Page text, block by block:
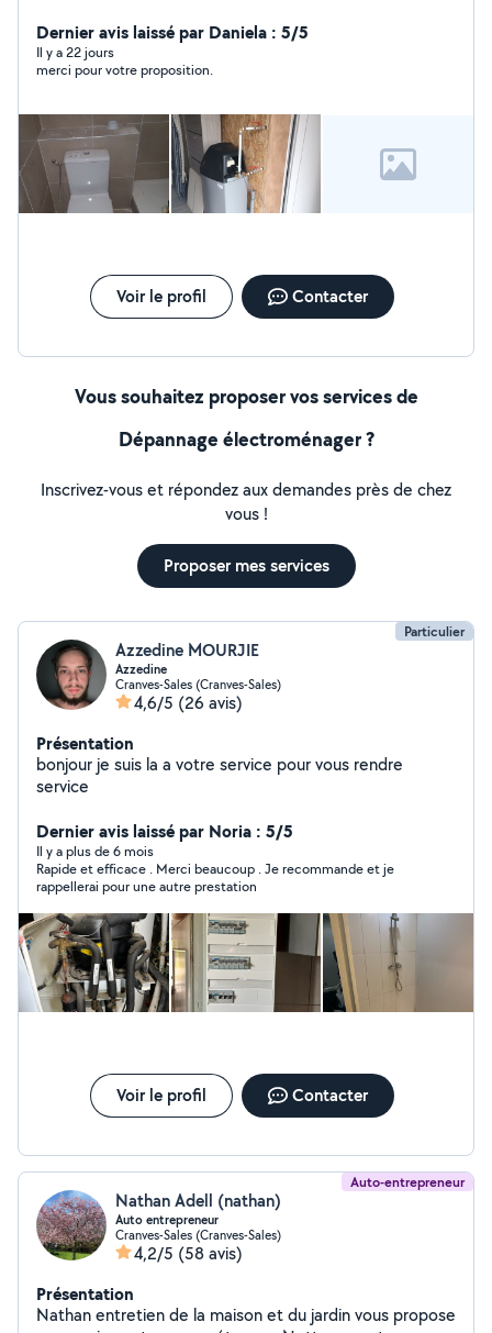
Dernier avis laissé par Daniela : 5/5
Il y a 22 jours
merci pour votre proposition.
Voir le profil Contacter
Vous souhaitez proposer vos services de
Dépannage électroménager ?
Inscrivez-vous et répondez aux demandes près de chez
vous !
Proposer mes services
Particulier
Azzedine MOURJIE
Azzedine
Cranves-Sales (Cranves-Sales)
4,6/5 (26 avis)
Présentation
bonjour je suis la a votre service pour vous rendre
service
Dernier avis laissé par Noria : 5/5
Il y a plus de 6 mois
Rapide et efficace . Merci beaucoup . Je recommande et je
rappellerai pour une autre prestation
Voir le profil Contacter
Auto-entrepreneur
Nathan Adell (nathan)
Auto entrepreneur
Cranves-Sales (Cranves-Sales)
4,2/5 (58 avis)
Présentation
Nathan entretien de la maison et du jardin vous propose